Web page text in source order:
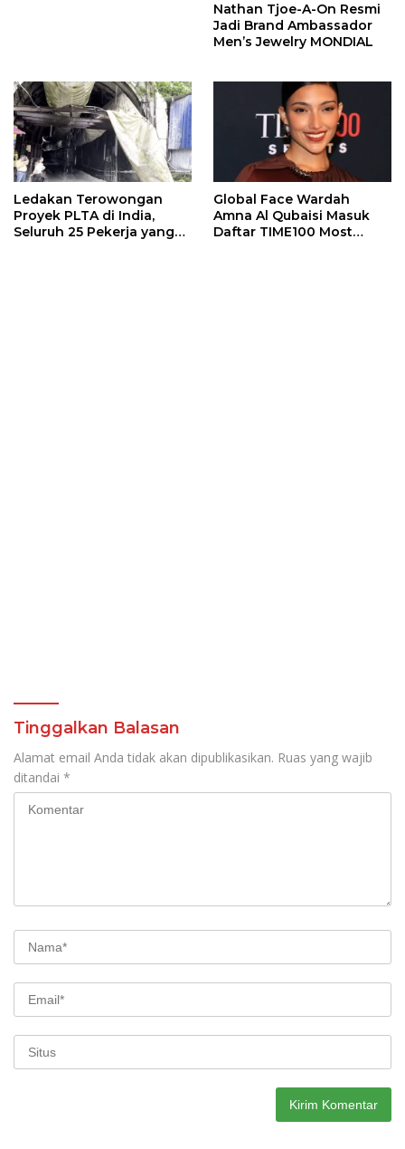
Nathan Tjoe-A-On Resmi
Jadi Brand Ambassador
Men’s Jewelry MONDIAL
Ledakan Terowongan
Proyek PLTA di India,
Seluruh 25 Pekerja yang
Global Face Wardah
Amna Al Qubaisi Masuk
Daftar TIME100 Most
Tinggalkan Balasan
Alamat email Anda tidak akan dipublikasikan. Ruas yang wajib
ditandai *